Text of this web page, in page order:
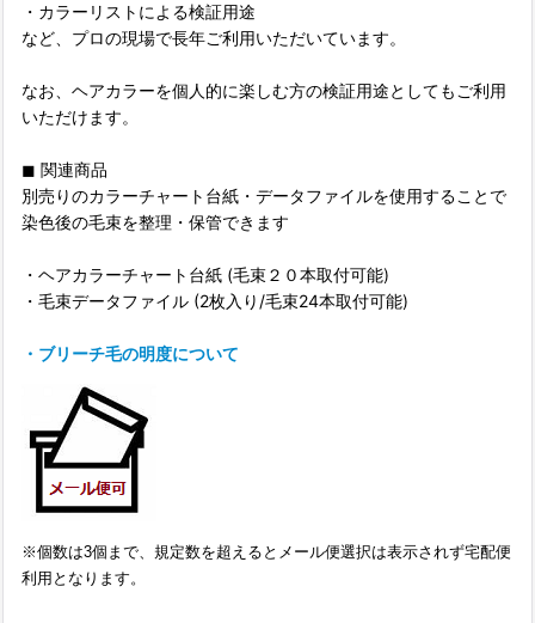
・カラーリストによる検証用途
など、プロの現場で長年ご利用いただいています。
なお、ヘアカラーを個人的に楽しむ方の検証用途としてもご利用
いただけます。
◼︎ 関連商品
別売りのカラーチャート台紙・データファイルを使用することで
染色後の毛束を整理・保管できます
・ヘアカラーチャート台紙 (毛束２０本取付可能)
・毛束データファイル (2枚入り/毛束24本取付可能)
・ブリーチ毛の明度について
※個数は3個まで、規定数を超えるとメール便選択は表示されず宅配便
利用となります。